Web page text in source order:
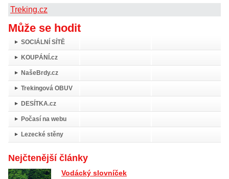
Treking.cz
Může se hodit
SOCIÁLNÍ SÍTĚ
KOUPÁNÍ.cz
NašeBrdy.cz
Trekingová OBUV
DESÍTKA.cz
Počasí na webu
Lezecké stěny
Nejčtenější články
Vodácký slovníček